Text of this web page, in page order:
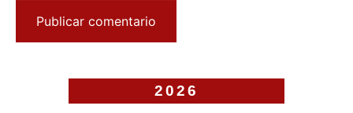
2026